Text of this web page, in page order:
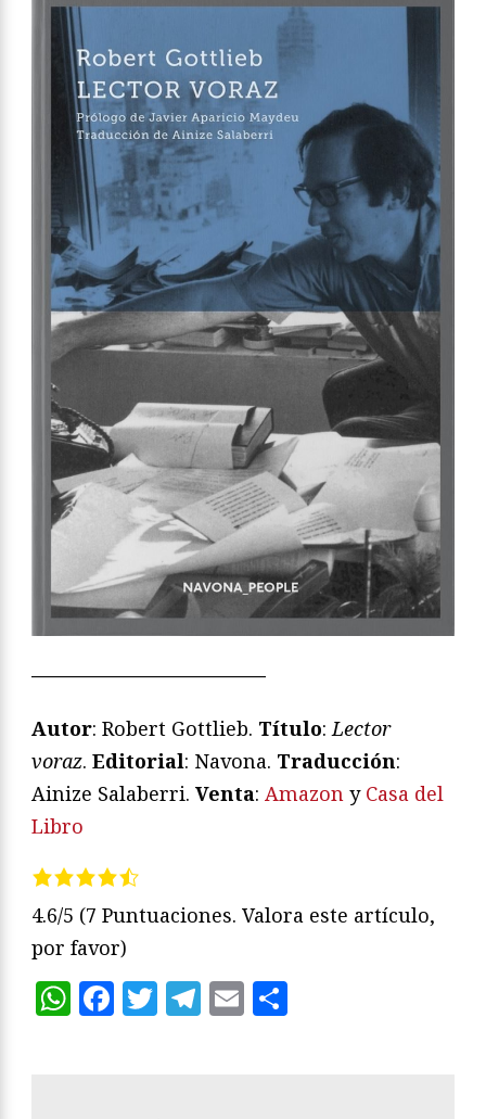
————————————
Autor: Robert Gottlieb. Título:Lector
voraz. Editorial: Navona. Traducción:
Ainize Salaberri. Venta: Amazon y Casa del
Libro
4.6/5 (7 Puntuaciones. Valora este artículo,
por favor)
WhatsApp
Facebook
Twitter
Telegram
Email